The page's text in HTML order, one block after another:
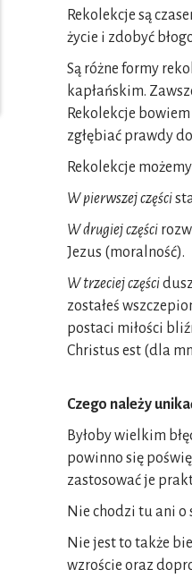
Rekolekcje są
życie i zdobyć
Są różne formy
kapłańskim.
Rekolekcje
zgłębiać prawdy
Rekolekcje
W pierwszej części
W drugiej części
Jezus (moralność).
W trzeciej części
zostałeś
postaci miłości
Christus est (dla
Czego należy
Byłoby wielkim
powinno się
zastosować je
Nie chodzi tu ani
Nie jest to także
wzroście oraz